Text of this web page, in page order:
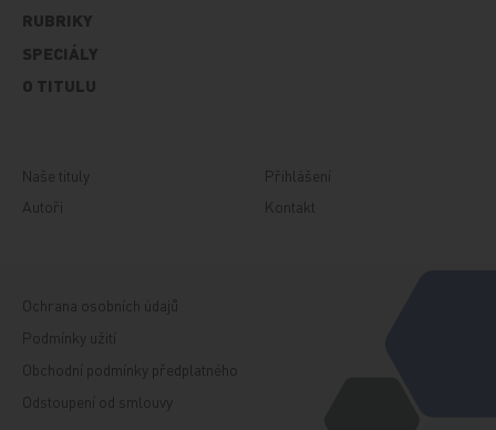
RUBRIKY
SPECIÁLY
O TITULU
Naše tituly
Autoři
Přihlášení
Kontakt
Ochrana osobních údajů
Podmínky užití
Obchodní podmínky předplatného
Odstoupení od smlouvy